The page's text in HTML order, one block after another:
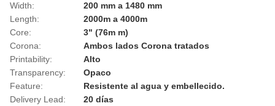
Width:
200 mm a 1480 mm
Length:
2000m a 4000m
Core:
3" (76m m)
Corona:
Ambos lados Corona tratados
Printability:
Alto
Transparency:
Opaco
Feature:
Resistente al agua y embellecido.
Delivery Lead:
20 días